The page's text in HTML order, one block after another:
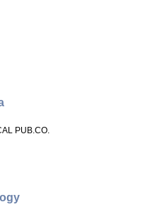
PUB.CO.